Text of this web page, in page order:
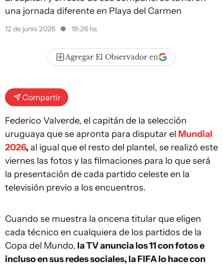
una jornada diferente en Playa del Carmen
12 de junio 2026 19:26 hs
Agregar El Observador en
Compartir
Federico Valverde, el capitán de la selección
uruguaya que se apronta para disputar el Mundial
2026, al igual que el resto del plantel, se realizó este
viernes las fotos y las filmaciones para lo que será
la presentación de cada partido celeste en la
televisión previo a los encuentros.
Cuando se muestra la oncena titular que eligen
cada técnico en cualquiera de los partidos de la
Copa del Mundo, la TV anuncia los 11 con fotos e
incluso en sus redes sociales, la FIFA lo hace con